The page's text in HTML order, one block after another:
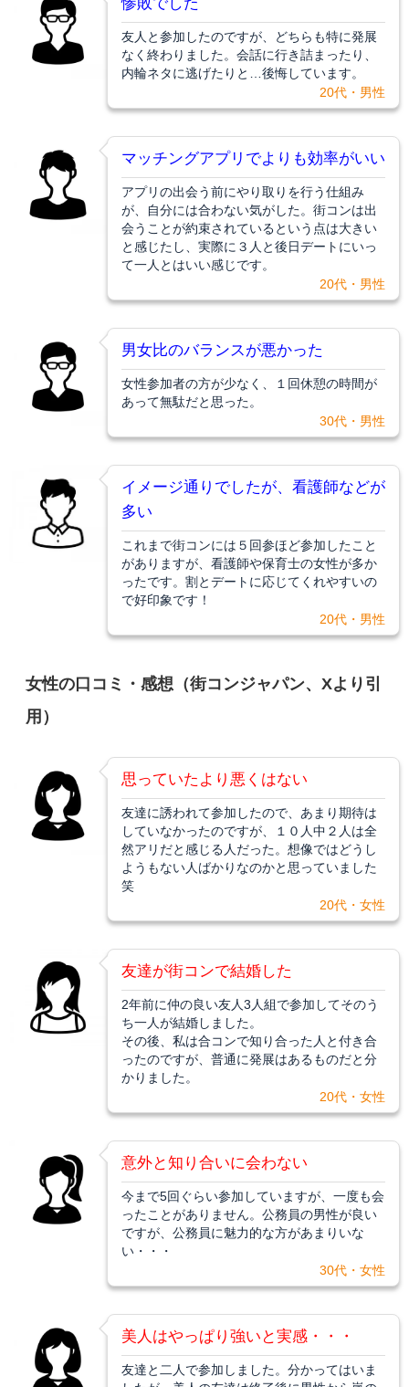
友人と参加したのですが、どちらも特に発展
なく終わりました。会話に行き詰まったり、
内輪ネタに逃げたりと…後悔しています。
20代・男性
マッチングアプリでよりも効率がいい
アプリの出会う前にやり取りを行う仕組み
が、自分には合わない気がした。街コンは出
会うことが約束されているという点は大きい
と感じたし、実際に３人と後日デートにいっ
て一人とはいい感じです。
20代・男性
男女比のバランスが悪かった
女性参加者の方が少なく、１回休憩の時間が
あって無駄だと思った。
30代・男性
イメージ通りでしたが、看護師などが
多い
これまで街コンには５回参ほど参加したこと
がありますが、看護師や保育士の女性が多か
ったです。割とデートに応じてくれやすいの
で好印象です！
20代・男性
女性の口コミ・感想（街コンジャパン、Xより引
用）
思っていたより悪くはない
友達に誘われて参加したので、あまり期待は
していなかったのですが、１０人中２人は全
然アリだと感じる人だった。想像ではどうし
ようもない人ばかりなのかと思っていました
笑
20代・女性
友達が街コンで結婚した
2年前に仲の良い友人3人組で参加してそのう
ち一人が結婚しました。
その後、私は合コンで知り合った人と付き合
ったのですが、普通に発展はあるものだと分
かりました。
20代・女性
意外と知り合いに会わない
今まで5回ぐらい参加していますが、一度も会
ったことがありません。公務員の男性が良い
ですが、公務員に魅力的な方があまりいな
い・・・
30代・女性
美人はやっぱり強いと実感・・・
友達と二人で参加しました。分かってはいま